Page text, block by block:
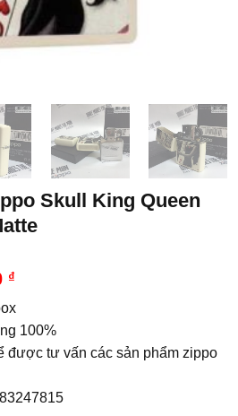
Skull King Queen
₫.
₫
tại
là:
730.000 ₫.
100%
được tư vấn các sản phẩm zippo